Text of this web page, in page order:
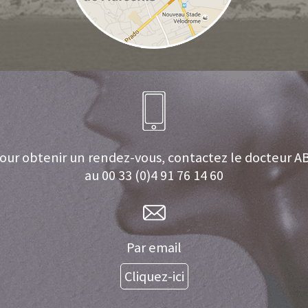
obtenir un rendez-vous, contactez le docteur
au 00 33 (0)4 91 76 14 60
Par email
Cliquez-ici